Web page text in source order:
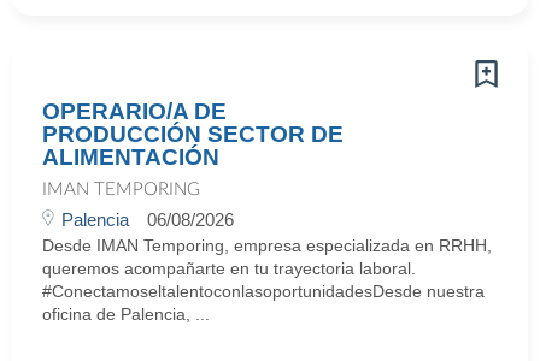
OPERARIO/A DE
PRODUCCIÓN SECTOR DE
ALIMENTACIÓN
IMAN TEMPORING
Palencia 06/08/2026
Desde IMAN Temporing, empresa especializada en RRHH,
queremos acompañarte en tu trayectoria laboral.
#ConectamoseltalentoconlasoportunidadesDesde nuestra
oficina de Palencia, ...